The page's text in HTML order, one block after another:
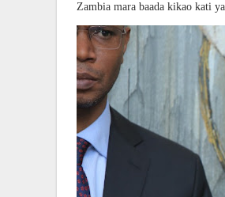
Zambia mara baada kikao kati